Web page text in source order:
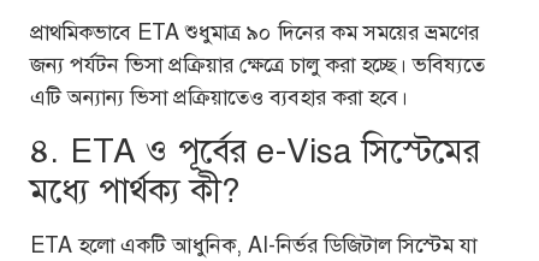
প্রাথমিকভাবে ETA শুধুমাত্র ৯০ দিনের কম সময়ের ভ্রমণের
জন্য পর্যটন ভিসা প্রক্রিয়ার ক্ষেত্রে চালু করা হচ্ছে। ভবিষ্যতে
এটি অন্যান্য ভিসা প্রক্রিয়াতেও ব্যবহার করা হবে।
৪. ETA ও পূর্বের e-Visa সিস্টেমের
মধ্যে পার্থক্য কী?
ETA হলো একটি আধুনিক, AI-নির্ভর ডিজিটাল সিস্টেম যা